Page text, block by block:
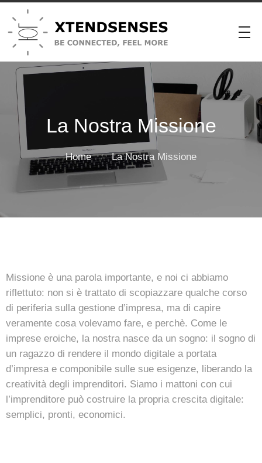
La Nostra Missione
Home La Nostra Missione
Missione è una parola importante, e noi ci abbiamo
riflettuto: non si è trattato di scopiazzare qualche corso
di periferia sulla gestione d’impresa, ma di capire
veramente cosa volevamo fare, e perchè. Come le
imprese eroiche, la nostra nasce da un sogno: il sogno di
un ragazzo di rendere il mondo digitale a portata
d’impresa e componibile sulle sue esigenze, liberando la
creatività degli imprenditori. Siamo i mattoni con cui
l’imprenditore può costruire la propria crescita digitale:
semplici, pronti, economici.